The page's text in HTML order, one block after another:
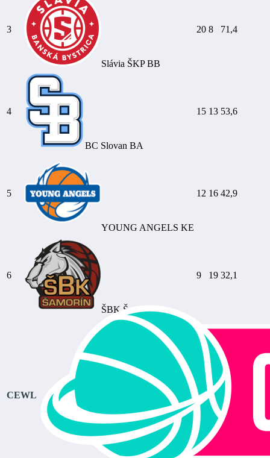
3
Slávia ŠKP BB
20 8 71,4
4
BC Slovan BA
15 13 53,6
5
YOUNG ANGELS KE
12 16 42,9
6
ŠBK Šamorín
9 19 32,1
CEWL